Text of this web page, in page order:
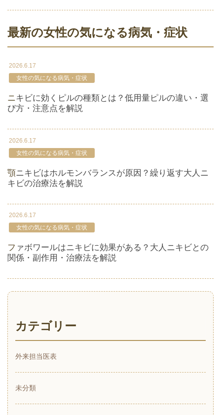
最新の女性の気になる病気・症状
2026.6.17
女性の気になる病気・症状
ニキビに効くピルの種類とは？低用量ピルの違い・選
び方・注意点を解説
2026.6.17
女性の気になる病気・症状
顎ニキビはホルモンバランスが原因？繰り返す大人ニ
キビの治療法を解説
2026.6.17
女性の気になる病気・症状
ファボワールはニキビに効果がある？大人ニキビとの
関係・副作用・治療法を解説
カテゴリー
外来担当医表
未分類